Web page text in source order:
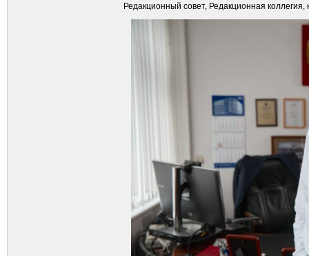
Редакционный совет, Редакционная